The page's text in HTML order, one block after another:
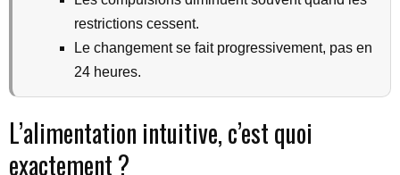
restrictions cessent.
Le changement se fait progressivement, pas en
24 heures.
L’alimentation intuitive, c’est quoi
exactement ?